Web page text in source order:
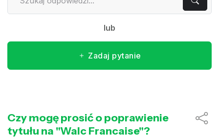
lub
Zadaj pytanie
Czy mogę prosić o poprawienie
tytułu na "Walc Francaise"?